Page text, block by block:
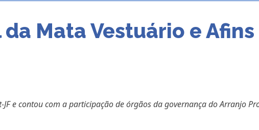
da Mata Vestuário e
JF e contou com a participação de órgãos da governança do Arranjo